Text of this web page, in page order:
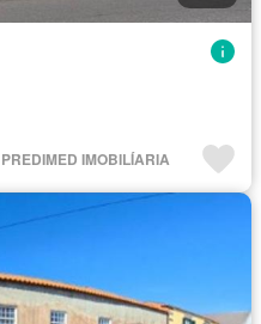
IMOBILÍARIA